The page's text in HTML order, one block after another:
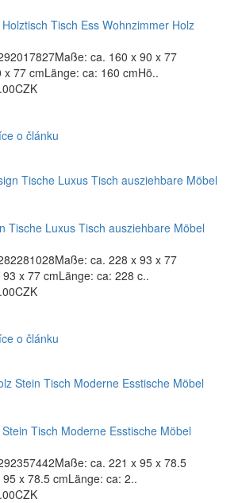
Tisch Ess Wohnzimmer Holz
ca. 160 x 90 x 77
77 cmLänge: ca: 160 cmHö..
o článku
Tische Luxus Tisch ausziehbare Möbel
ca. 228 x 93 x 77
x 77 cmLänge: ca: 228 c..
o článku
Tisch Moderne Esstische Möbel
ca. 221 x 95 x 78.5
x 78.5 cmLänge: ca: 2..